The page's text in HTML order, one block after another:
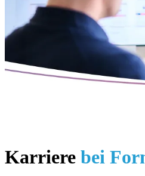
Karriere bei